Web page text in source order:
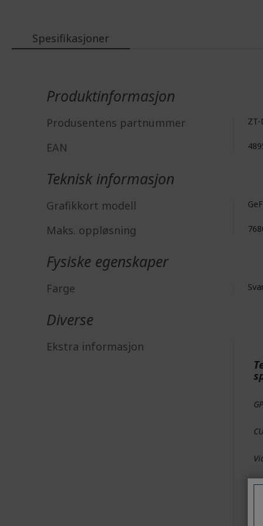
gallerySpesifikasjoner
Produktinformasjon
Produsentens partnummer ZT-
EAN
Teknisk informasjon
Grafikkort modell
Maks. oppløsning
Fysiske egenskaper
Farge
Diverse
Ekstra informasjon